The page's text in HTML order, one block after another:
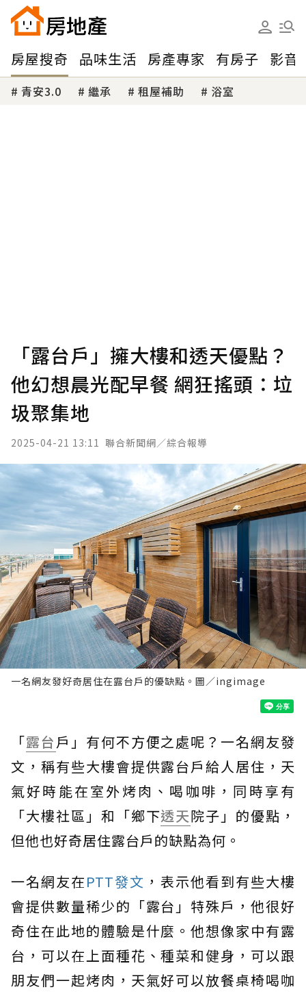
房屋搜奇 品味生活 房產專家 有房子 影音
青安3.0 繼承 租屋補助 浴室
「露台戶」擁大樓和透天優點？
他幻想晨光配早餐 網狂搖頭：垃
圾聚集地
2025-04-21 13:11 聯合新聞網／綜合報導
一名網友發好奇居住在露台戶的優缺點。圖／ingimage
「露台戶」有何不方便之處呢？一名網友發
文，稱有些大樓會提供露台戶給人居住，天
氣好時能在室外烤肉、喝咖啡，同時享有
「大樓社區」和「鄉下透天院子」的優點，
但他也好奇居住露台戶的缺點為何。
一名網友在PTT發文 ，表示他看到有些大樓
會提供數量稀少的「露台」特殊戶，他很好
奇住在此地的體驗是什麼。他想像家中有露
台，可以在上面種花、種菜和健身，可以跟
朋友們一起烤肉，天氣好可以放餐桌椅喝咖